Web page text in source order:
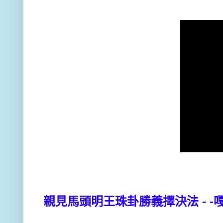
親見馬頭明王珠卦勝義擇決法 - -